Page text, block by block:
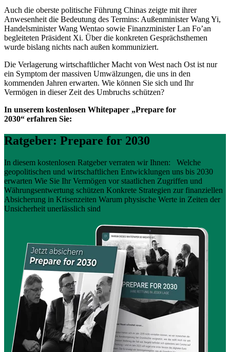
Auch die oberste politische Führung Chinas zeigte mit ihrer
Anwesenheit die Bedeutung des Termins: Außenminister Wang Yi,
Handelsminister Wang Wentao sowie Finanzminister Lan Fo’an
begleiteten Präsident Xi. Über die konkreten Gesprächsthemen
wurde bislang nichts nach außen kommuniziert.
Die Verlagerung wirtschaftlicher Macht von West nach Ost ist nur
ein Symptom der massiven Umwälzungen, die uns in den
kommenden Jahren erwarten. Wie können Sie sich und Ihr
Vermögen in dieser Zeit des Umbruchs schützen?
In unserem kostenlosen Whitepaper „Prepare for
2030“ erfahren Sie:
Ratgeber: Prepare for 2030
In diesem kostenlosen Ratgeber verraten wir Ihnen: Welche
geopolitischen und wirtschaftlichen Entwicklungen uns bis 2030
erwarten Wie Sie Ihr Vermögen vor staatlichen Zugriffen und
Währungsentwertung schützen Konkrete Strategien zur finanziellen
Absicherung in Krisenzeiten Warum physische Werte in Zeiten der
Unsicherheit unerlässlich sind